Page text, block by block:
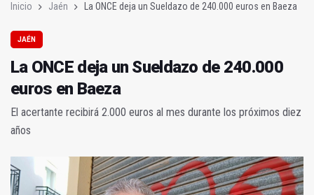
Inicio Jaén La ONCE deja un Sueldazo de 240.000 euros en Baeza
JAÉN
La ONCE deja un Sueldazo de 240.000
euros en Baeza
El acertante recibirá 2.000 euros al mes durante los próximos diez
años